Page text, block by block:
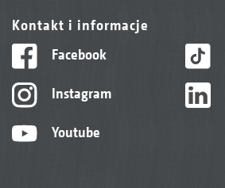
Kontakt i informacje
Facebook
Instagram
Youtube